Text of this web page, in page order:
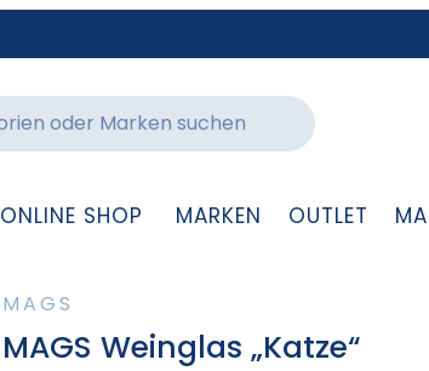
ONLINE SHOP MARKEN OUTLET
MAGS
MAGS Weinglas „Katze“